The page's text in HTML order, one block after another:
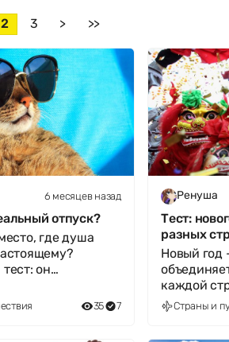
2 3 > >>
6 месяцев назад
отпуск?
где душа
он
35 7
Ренуша
Тест:
разных
Новый год
каждой
тест и узн
Страны и